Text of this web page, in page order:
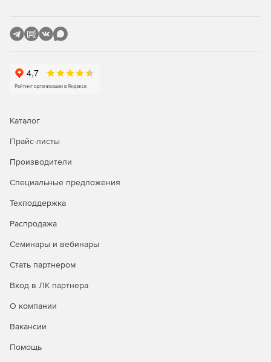
Каталог
Прайс-листы
Производители
Специальные предложения
Техподдержка
Распродажа
Семинары и вебинары
Стать партнером
Вход в ЛК партнера
О компании
Вакансии
Помощь